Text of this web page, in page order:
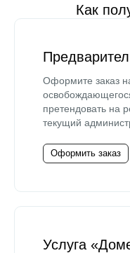
Как
Оформите заказ
претендовать на
текущий
Оформить заказ
Услуга